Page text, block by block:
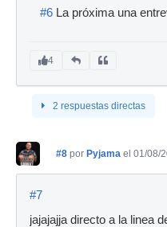
Ban#6 La próxima una
4
2 respuestas directas
#8 por Pyjama el 01/08/
#7
jajajajja directo a la linea